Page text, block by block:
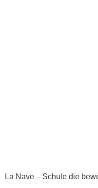
La Nave – Schule die